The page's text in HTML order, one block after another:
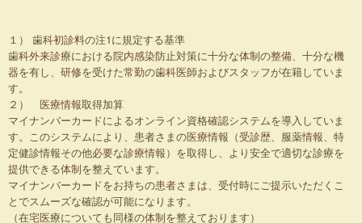
１） 歯科初診料の注1に規定する基準
歯科外来診療における院内感染防止対策に十分な体制の整備、十分な機
器を有し、研修を受けた常勤の歯科医師およびスタッフが在籍していま
す。
２） 医療情報取得加算
マイナンバーカードによるオンライン資格確認システムを導入していま
す。このシステムにより、患者さまの医療情報（受診歴、服薬情報、特
定健診情報その他必要な診療情報）を取得し、より安全で適切な診療を
提供できる体制を整えています。
マイナンバーカードをお持ちの患者さまは、受付時にご提示いただくこ
とでスムーズな確認が可能になります。
（在宅医療についても同様の体制を整えております）